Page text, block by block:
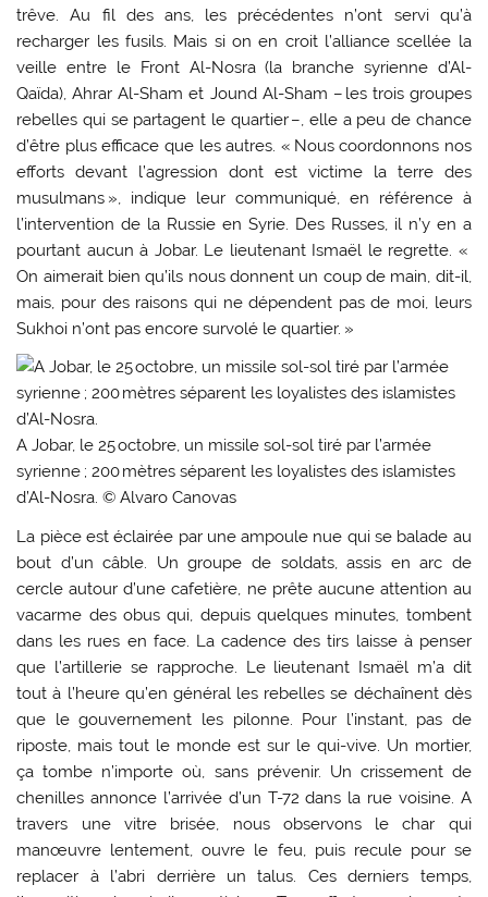
trêve. Au fil des ans, les précédentes n’ont servi qu’à
recharger les fusils. Mais si on en croit l’alliance scellée la
veille entre le Front Al-Nosra (la branche syrienne d’Al-
Qaïda), Ahrar Al-Sham et Jound ­Al-Sham – les trois groupes
rebelles qui se partagent le quartier –, elle a peu de chance
d’être plus efficace que les autres. « Nous ­coordonnons nos
efforts devant l’agression dont est victime la terre des
musulmans », indique leur communiqué, en référence à
l’intervention de la Russie en Syrie. Des Russes, il n’y en a
pourtant aucun à Jobar. Le lieutenant Ismaël le regrette. «
On aimerait bien qu’ils nous donnent un coup de main, dit-il,
mais, pour des raisons qui ne dépendent pas de moi, leurs
Sukhoi n’ont pas encore survolé le quartier. »
A Jobar, le 25 octobre, un missile sol-sol tiré par l’armée
syrienne ; 200 mètres séparent les loyalistes des islamistes
d’Al-Nosra. © Alvaro Canovas
La pièce est éclairée par une ampoule nue qui se balade au
bout d’un câble. Un groupe de soldats, assis en arc de
cercle autour d’une cafetière, ne prête aucune attention au
vacarme des obus qui, depuis quelques minutes, tombent
dans les rues en face. La cadence des tirs laisse à penser
que l’artillerie se ­rapproche. Le ­lieutenant Ismaël m’a dit
tout à l’heure qu’en général les rebelles se dé­chaînent dès
que le gouvernement les pilonne. Pour l’instant, pas de
riposte, mais tout le monde est sur le qui-vive. Un mortier,
ça tombe n’importe où, sans prévenir. Un crissement de
chenilles annonce l’arrivée d’un T-72 dans la rue voisine. A
travers une vitre brisée, nous observons le char qui
manœuvre lentement, ouvre le feu, puis recule pour se
replacer à l’abri derrière un talus. Ces derniers temps,